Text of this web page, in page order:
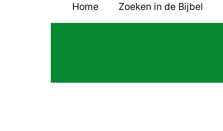
Home Zoeken in de Bijbel